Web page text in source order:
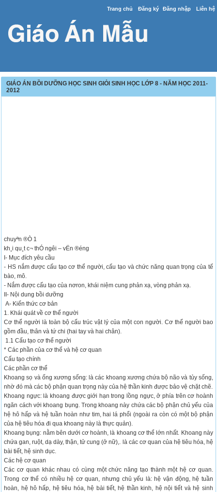
Trang chủ Đăng ký Đăng nhập Liên hệ
GIÁO ÁN BỒI DƯỠNG HỌC SINH GIỎI SINH HỌC LỚP 8 - NĂM HỌC 2011-
2012
chuyªn ®Ò 1
kh¸i qu¸t c¬ thÓ ng­êi – vËn ®éng
I- Mục đích yêu cầu
- HS nắm được cấu tạo cơ thể người, cấu tạo và chức năng quan trọng của tế
bào, mô.
- Nắm được cấu tạo của nơron, khái niệm cung phản xạ, vòng phản xạ.
II- Nội dung bồi dưỡng
A- Kiến thức cơ bản
1. Khái quát về cơ thể người
Cơ thể người là toàn bộ cấu trúc vật lý của một con người. Cơ thể người bao
gồm đầu, thân và tứ chi (hai tay và hai chân).
1.1 Cấu tạo cơ thể người
* Các phần của cơ thể và hệ cơ quan
Cấu tạo chính
Các phần cơ thể
Khoang sọ và ống xương sống: là các khoang xương chứa bộ não và tủy sống,
nhờ đó mà các bộ phận quan trọng này của hệ thần kinh được bảo vệ chặt chẽ.
Khoang ngực: là khoang được giới hạn trong lồng ngực, ở phía trên cơ hoành
ngăn cách với khoang bụng. Trong khoang này chứa các bộ phận chủ yếu của
hệ hô hấp và hệ tuần hoàn như tim, hai lá phổi (ngoài ra còn có một bộ phận
của hệ tiêu hóa đi qua khoang này là thực quản).
Khoang bụng: nằm bên dưới cơ hoành, là khoang cơ thể lớn nhất. Khoang này
chứa gan, ruột, dạ dày, thận, tử cung (ở nữ),. là các cơ quan của hệ tiêu hóa, hệ
bài tiết, hệ sinh dục.
Các hệ cơ quan
Các cơ quan khác nhau có cùng một chức năng tạo thành một hệ cơ quan.
Trong cơ thể có nhiều hệ cơ quan, nhưng chủ yếu là: hệ vận động, hệ tuần
hoàn, hệ hô hấp, hệ tiêu hóa, hệ bài tiết, hệ thần kinh, hệ nội tiết và hệ sinh